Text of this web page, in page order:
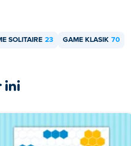
SOLITAIRE 23 GAME KLASIK 70
ini